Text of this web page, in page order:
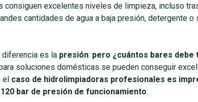
excelentes niveles de limpieza, incluso
cantidades de agua a baja presión, detergente o
diferencia es la presión: pero ¿cuántos bares debe
soluciones domésticas se pueden conseguir
el caso de hidrolimpiadoras profesionales es
bar de presión de funcionamiento.